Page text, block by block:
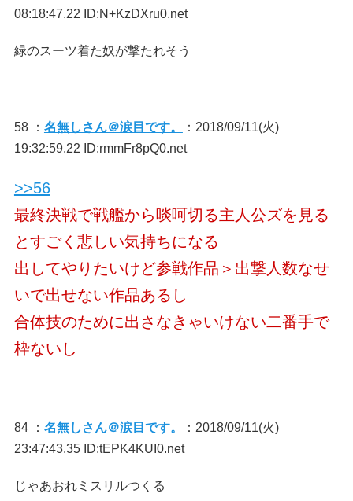
08:18:47.22 ID:N+KzDXru0.net
緑のスーツ着た奴が撃たれそう
58 ： 名無しさん＠涙目です。
：2018/09/11(火)
19:32:59.22 ID:rmmFr8pQ0.net
>>56
最終決戦で戦艦から啖呵切る主人公ズを見る
とすごく悲しい気持ちになる
出してやりたいけど参戦作品＞出撃人数なせ
いで出せない作品あるし
合体技のために出さなきゃいけない二番手で
枠ないし
84 ： 名無しさん＠涙目です。
：2018/09/11(火)
23:47:43.35 ID:tEPK4KUI0.net
じゃあおれミスリルつくる